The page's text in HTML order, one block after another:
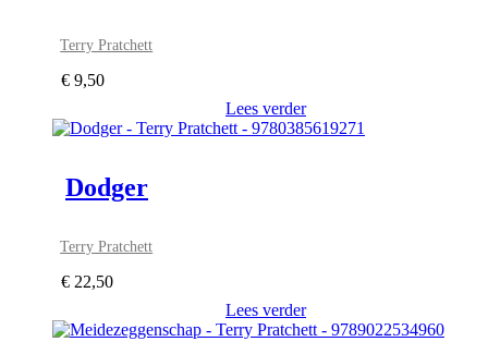
Terry Pratchett
€ 9,50
Lees verder
Dodger
Terry Pratchett
€ 22,50
Lees verder